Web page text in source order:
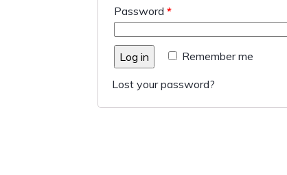
Password *
Remember me
Log in
Lost your password?